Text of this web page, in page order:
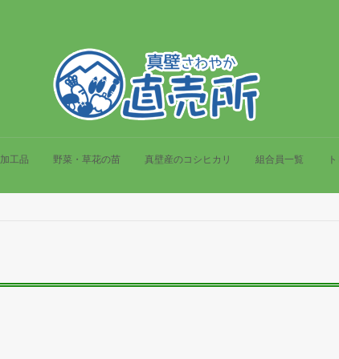
加工品 野菜・草花の苗 真壁産のコシヒカリ 組合員一覧